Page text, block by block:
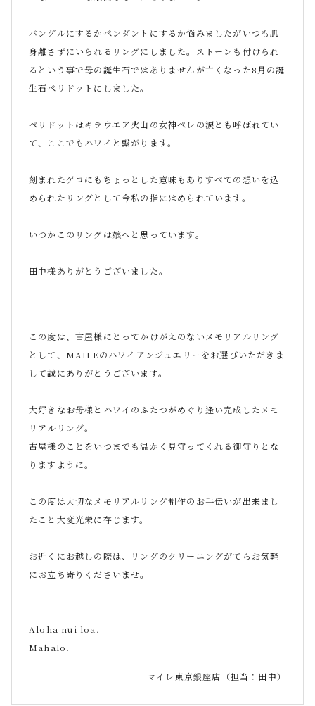
バングルにするかペンダントにするか悩みましたがいつも肌
身離さずにいられるリングにしました。ストーンも付けられ
るという事で母の誕生石ではありませんが亡くなった8月の誕
生石ペリドットにしました。
ペリドットはキラウエア火山の女神ペレの涙とも呼ばれてい
て、ここでもハワイと繋がります。
刻まれたゲコにもちょっとした意味もありすべての想いを込
められたリングとして今私の指にはめられています。
いつかこのリングは娘へと思っています。
田中様ありがとうございました。
この度は、古屋様にとってかけがえのないメモリアルリング
として、MAILEのハワイアンジュエリーをお選びいただきま
して誠にありがとうございます。
大好きなお母様とハワイのふたつがめぐり逢い完成したメモ
リアルリング。
古屋様のことをいつまでも温かく見守ってくれる御守りとな
りますように。
この度は大切なメモリアルリング制作のお手伝いが出来まし
たこと大変光栄に存じます。
お近くにお越しの際は、リングのクリーニングがてらお気軽
にお立ち寄りくださいませ。
Aloha nui loa.
Mahalo.
マイレ東京銀座店（担当：田中）